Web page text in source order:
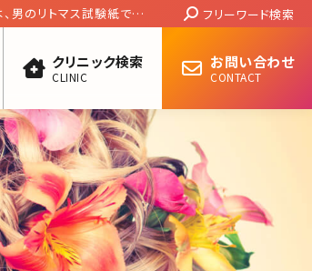
、男のリトマス試験紙であ
Search:
フリーワード検索
クリニック検索
CLINIC
お問い合わせ
CONTACT